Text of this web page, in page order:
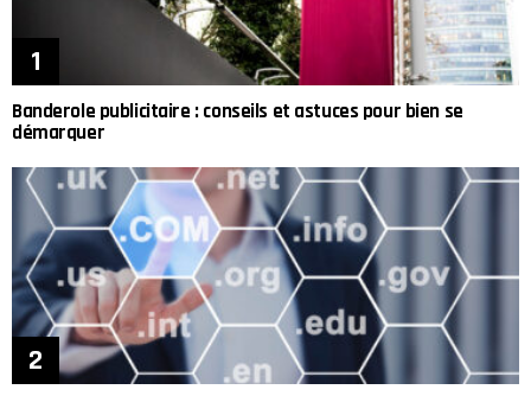
Banderole publicitaire : conseils et astuces pour bien se
démarquer